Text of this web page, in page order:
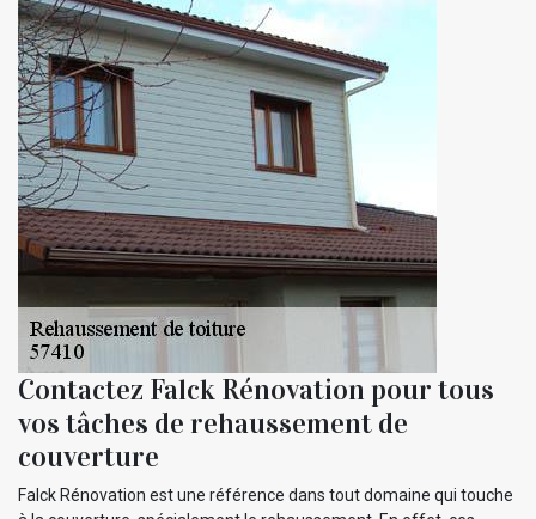
Contactez Falck Rénovation pour tous
vos tâches de rehaussement de
couverture
Falck Rénovation est une référence dans tout domaine qui touche